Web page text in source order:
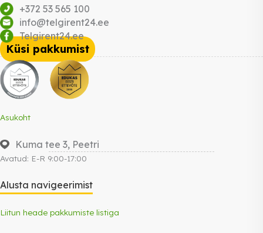
+372 53 565 100
info@telgirent24.ee
Telgirent24.ee
Küsi pakkumist
Asukoht
Kuma tee 3, Peetri
Avatud: E-R 9:00-17:00
Alusta navigeerimist
Liitun heade pakkumiste listiga